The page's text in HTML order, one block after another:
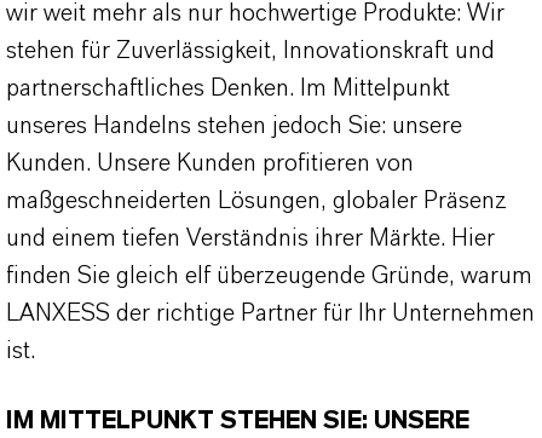
wir weit mehr als nur hochwertige Produkte: Wir
stehen für Zuverlässigkeit, Innovationskraft und
partnerschaftliches Denken. Im Mittelpunkt
unseres Handelns stehen jedoch Sie: unsere
Kunden. Unsere Kunden profitieren von
maßgeschneiderten Lösungen, globaler Präsenz
und einem tiefen Verständnis ihrer Märkte. Hier
finden Sie gleich elf überzeugende Gründe, warum
LANXESS der richtige Partner für Ihr Unternehmen
ist.
IM MITTELPUNKT STEHEN SIE: UNSERE